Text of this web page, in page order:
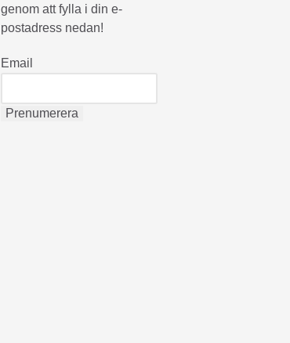
genom att fylla i din e-
postadress nedan!
Email